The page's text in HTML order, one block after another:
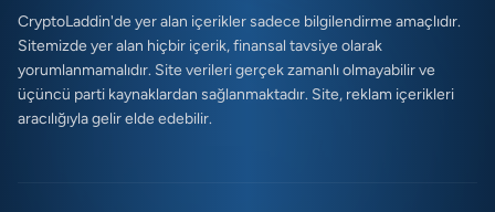
CryptoLaddin'de yer alan içerikler sadece bilgilendirme amaçlıdır.
Sitemizde yer alan hiçbir içerik, finansal tavsiye olarak
yorumlanmamalıdır. Site verileri gerçek zamanlı olmayabilir ve
üçüncü parti kaynaklardan sağlanmaktadır. Site, reklam içerikleri
aracılığıyla gelir elde edebilir.